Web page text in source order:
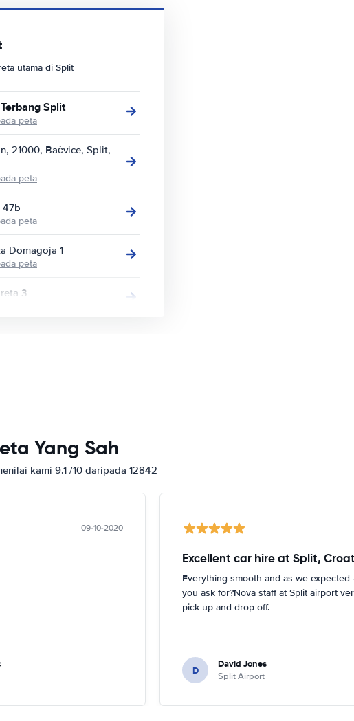
utama di Split
Split
peta
21000, Bačvice, Split,
peta
47b
peta
Domagoja 1
peta
3
peta
peta
16
Yang Sah
kami 9.1 /10 daripada 12842
09-10-2020
Excellent car hire at Split,
Everything smooth and as we expected
you ask for?Nova staff at Split airport
pick up and drop off.
D David Jones
Split Airport